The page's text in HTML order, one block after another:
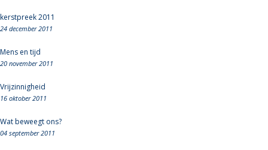
kerstpreek 2011
24 december 2011
Mens en tijd
20 november 2011
Vrijzinnigheid
16 oktober 2011
Wat beweegt ons?
04 september 2011